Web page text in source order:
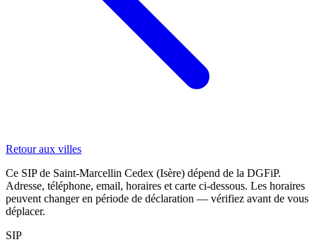
Retour aux villes
Ce SIP de Saint-Marcellin Cedex (Isère) dépend de la DGFiP.
Adresse, téléphone, email, horaires et carte ci-dessous. Les horaires
peuvent changer en période de déclaration — vérifiez avant de vous
déplacer.
SIP